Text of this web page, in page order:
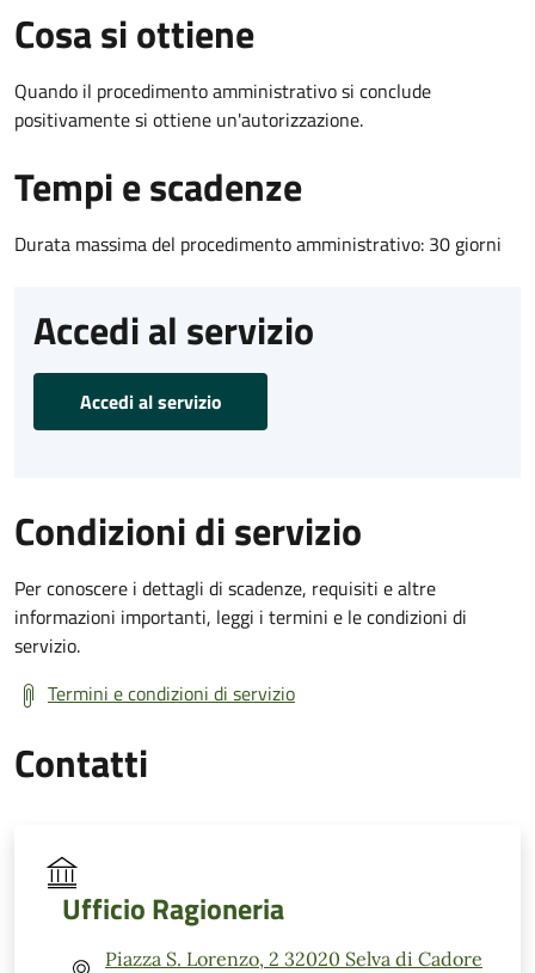
Cosa si ottiene
Quando il procedimento amministrativo si conclude
positivamente si ottiene un'autorizzazione.
Tempi e scadenze
Durata massima del procedimento amministrativo: 30 giorni
Accedi al servizio
Accedi al servizio
Condizioni di servizio
Per conoscere i dettagli di scadenze, requisiti e altre
informazioni importanti, leggi i termini e le condizioni di
servizio.
Termini e condizioni di servizio
Contatti
Ufficio Ragioneria
Piazza S. Lorenzo, 2 32020 Selva di Cadore